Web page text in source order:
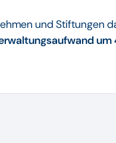
und Stiftungen
um